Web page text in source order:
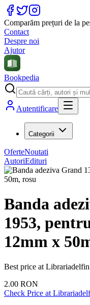
Comparăm prețuri de la
Contact
Despre noi
Ajutor
Bookpedia
Autentificare
Categorii
OferteNoutati
AutoriEdituri
Banda
1953,
12mm x
Best price at
2.00 RON
Check Price at